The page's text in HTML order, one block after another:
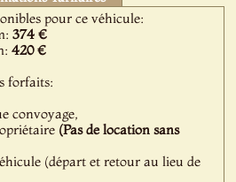
pour ce véhicule:
374 €
420 €
forfaits:
convoyage,
(Pas de location sans
(départ et retour au lieu de